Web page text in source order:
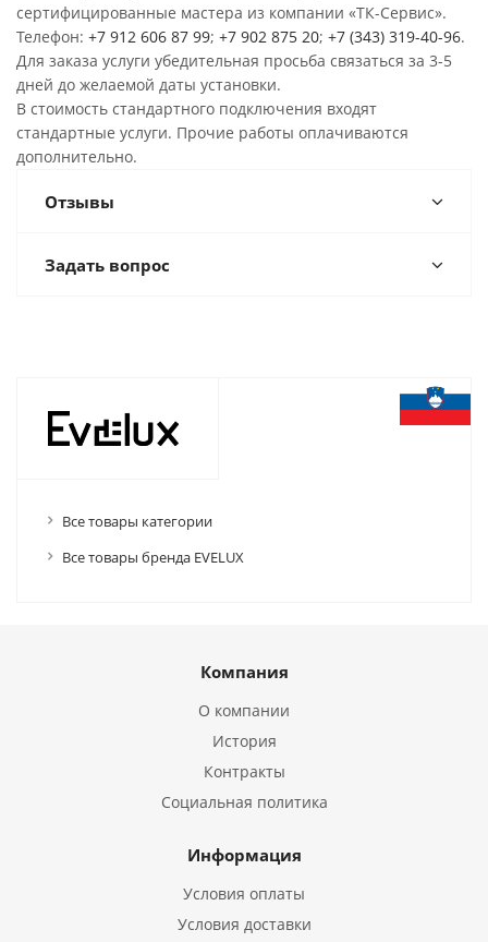
сертифицированные мастера из компании «ТК-Сервис».
Телефон: +7 912 606 87 99; +7 902 875 20; +7 (343) 319-40-96.
Для заказа услуги убедительная просьба связаться за 3-5
дней до желаемой даты установки.
В стоимость стандартного подключения входят
стандартные услуги. Прочие работы оплачиваются
дополнительно.
Отзывы
Задать вопрос
Все товары категории
Все товары бренда EVELUX
Компания
О компании
История
Контракты
Социальная политика
Информация
Условия оплаты
Условия доставки